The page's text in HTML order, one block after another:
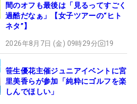
間のオフも最後は「見るってすごく
過酷だなぁ」【女子ツアーの“ヒト
ネタ”】
2026年8月7日 (金) 09時29分 19
笹生優花主催ジュニアイベントに宮
里美香らが参加「純粋にゴルフを楽
しんでほしい」